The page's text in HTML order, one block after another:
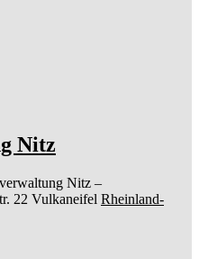
Nitz
Nitz –
22 Vulkaneifel Rheinland-